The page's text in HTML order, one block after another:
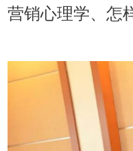
营销心理学、怎